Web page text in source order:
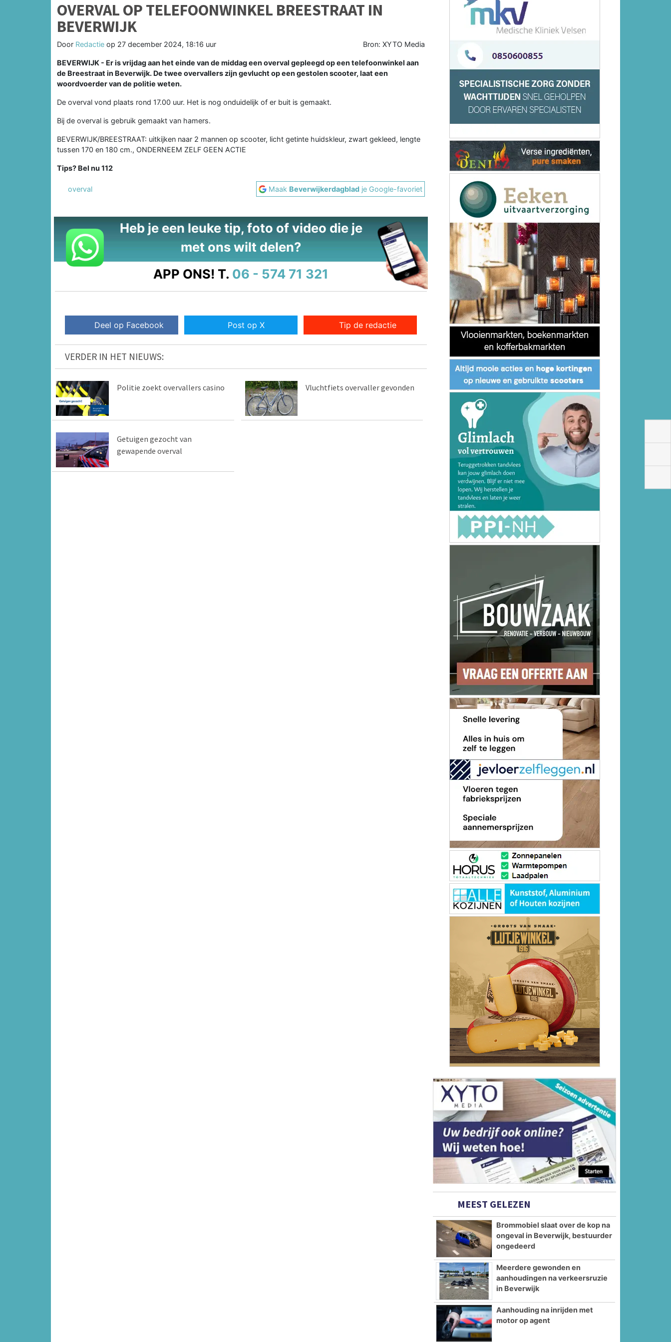
OVERVAL OP TELEFOONWINKEL BREESTRAAT IN
BEVERWIJK
Door Redactie op 27 december 2024, 18:16 uur Bron: XYTO Media
BEVERWIJK - Er is vrijdag aan het einde van de middag een overval gepleegd op een telefoonwinkel aan
de Breestraat in Beverwijk. De twee overvallers zijn gevlucht op een gestolen scooter, laat een
woordvoerder van de politie weten.
De overval vond plaats rond 17.00 uur. Het is nog onduidelijk of er buit is gemaakt.
Bij de overval is gebruik gemaakt van hamers.
BEVERWIJK/BREESTRAAT: uitkijken naar 2 mannen op scooter, licht getinte huidskleur, zwart gekleed, lengte
tussen 170 en 180 cm., ONDERNEEM ZELF GEEN ACTIE
Tips? Bel nu 112
overval Maak Beverwijkerdagblad je Google-favoriet
Heb je een leuke tip, foto of video die je
met ons wilt delen?
APP ONS! T. 06 - 574 71 321
Deel op Facebook Post op X Tip de redactie
VERDER IN HET NIEUWS:
Politie zoekt overvallers casino Vluchtfiets overvaller gevonden
Getuigen gezocht van
gewapende overval
MEEST GELEZEN
Brommobiel slaat over de kop na
ongeval in Beverwijk, bestuurder
ongedeerd
Meerdere gewonden en
aanhoudingen na verkeersruzie
in Beverwijk
Aanhouding na inrijden met
motor op agent